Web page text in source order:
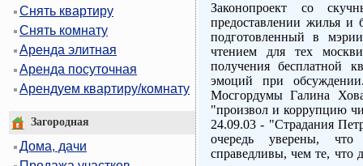
Снять квартиру
Снять комнату
Аренда элитная
Аренда посуточная
Арендуем квартиру/комнату
Загородная
Дома, дачи
Законопроект со
предоставлении жилья и
подготовленный в
чтением для тех
получения бесплатной
эмоций при
Мосгордумы Галина
"произвол и коррупцию
24.09.03 - "Страдания
очередь уверены,
справедливы, чем те, что